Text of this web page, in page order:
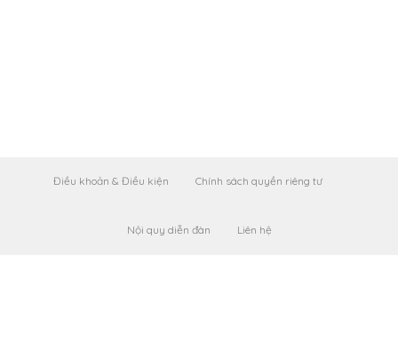
Điều khoản & Điều kiện Chính sách quyền riêng tư
Nội quy diễn đàn Liên hệ